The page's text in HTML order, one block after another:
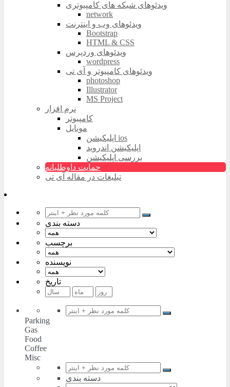
ویدئوهای شبکه های کامپیوتری
network
ویدئوهای وب و اینترنت
Bootstrap
HTML & CSS
ویدئوهای وردپرس
wordpress
ویدئوهای کامپیوتر و آی تی
photoshop
Illustrator
MS Project
نرم افزار
کامپیوتر
موبایل
اپلیکیشن ios
اپلیکیشن اندروید
بررسی اپلیکیشن
حمایت داوطلبانه
تبلیغات در مقاله آی تی
دسته بندی
برچسب
نویسنده
تاریخ
Parking
Gas
Food
Coffee
Misc
دسته بندی